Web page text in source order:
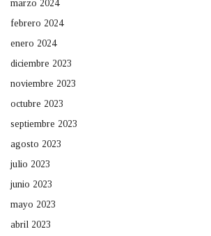
marzo 2024
febrero 2024
enero 2024
diciembre 2023
noviembre 2023
octubre 2023
septiembre 2023
agosto 2023
julio 2023
junio 2023
mayo 2023
abril 2023